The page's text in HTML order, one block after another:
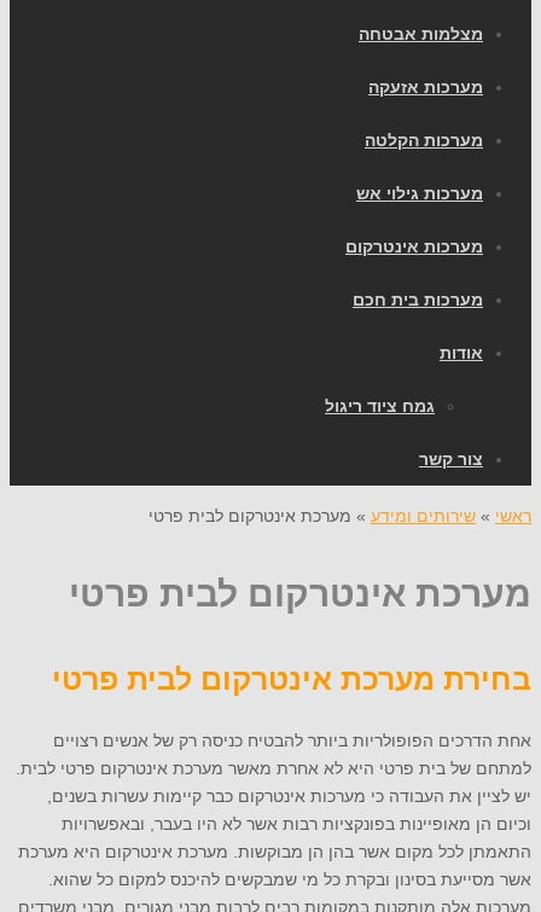
מצלמות אבטחה
מערכות אזעקה
מערכות הקלטה
מערכות גילוי אש
מערכות אינטרקום
מערכות בית חכם
אודות
גמח ציוד ריגול
צור קשר
ראשי » שירותים ומידע » מערכת אינטרקום לבית פרטי
מערכת אינטרקום לבית פרטי
בחירת מערכת אינטרקום לבית פרטי
אחת הדרכים הפופולריות ביותר להבטיח כניסה רק של אנשים רצויים
למתחם של בית פרטי היא לא אחרת מאשר מערכת אינטרקום פרטי לבית.
יש לציין את העבודה כי מערכות אינטרקום כבר קיימות עשרות בשנים,
וכיום הן מאופיינות בפונקציות רבות אשר לא היו בעבר, ובאפשרויות
התאמתן לכל מקום אשר בהן הן מבוקשות. מערכת אינטרקום היא מערכת
אשר מסייעת בסינון ובקרת כל מי שמבקשים להיכנס למקום כל שהוא.
מערכות אלה מותקנות במקומות רבים לרבות מבני מגורים, מבני משרדים,